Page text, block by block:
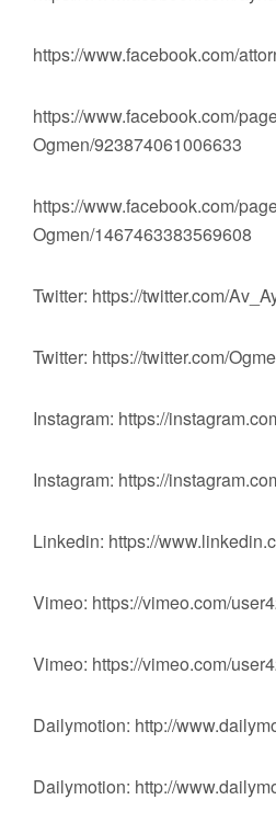
https://www.facebook.com/
https://www.facebook.com/
Ogmen/923874061006633
https://www.facebook.com/
Ogmen/1467463383569608
Twitter: https://twitter.com/
Twitter: https://twitter.com/
Instagram: https://
Instagram: https://
Linkedin: https://
Vimeo: https://vimeo.com/
Vimeo: https://vimeo.com/
Dailymotion: http://
Dailymotion: http://